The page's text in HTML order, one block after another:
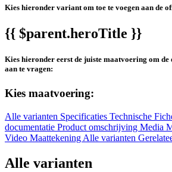
Kies hieronder variant om toe te voegen aan de
{{ $parent.heroTitle }}
Kies hieronder eerst de juiste maatvoering om
aan te vragen:
Kies maatvoering:
Alle varianten Specificaties Technische
documentatie Product omschrijving Media
Video Maattekening Alle varianten
Alle varianten